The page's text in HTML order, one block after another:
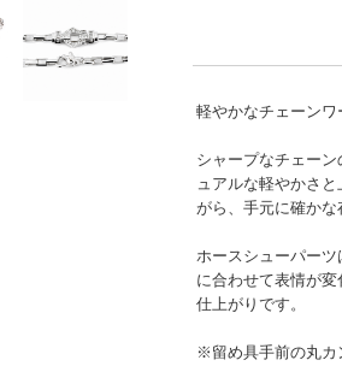
軽やかなチェーンワ
シャープなチェー
ュアルな軽やかさ
がら、手元に確かな
ホースシューパー
に合わせて表情が
仕上がりです。
※留め具手前の丸カ